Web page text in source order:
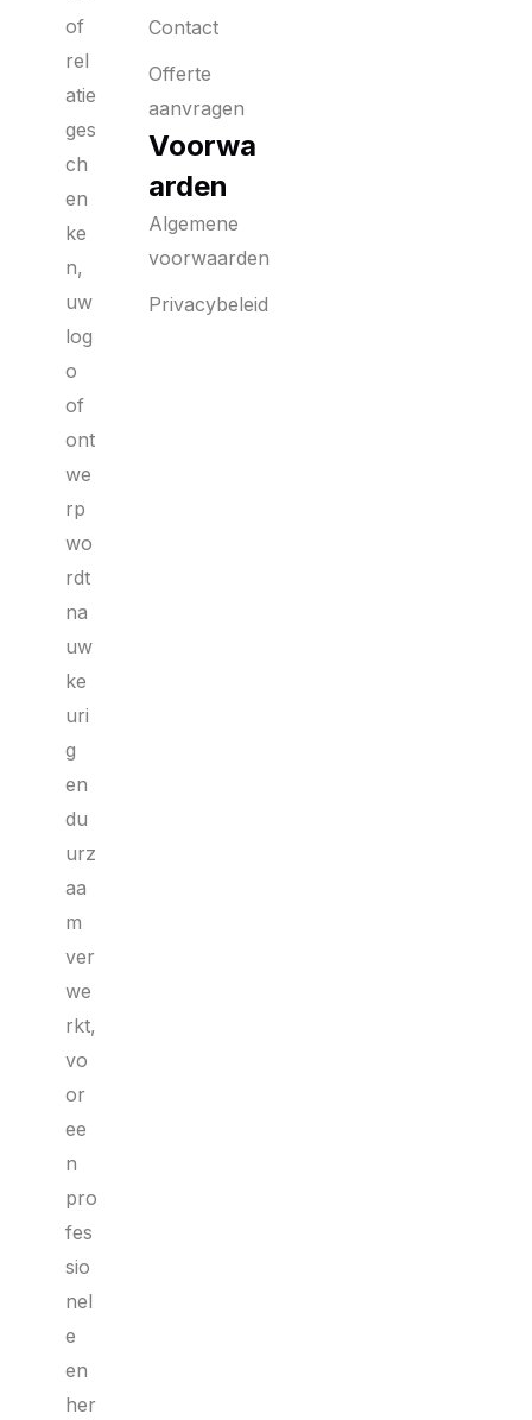
of
rel
atie
ges
ch
en
ke
n,
uw
log
o
of
ont
we
rp
wo
rdt
na
uw
ke
uri
g
en
du
urz
aa
m
ver
we
rkt,
vo
or
ee
n
pro
fes
sio
nel
e
en
her
Contact
Offerte
aanvragen
Voorwa
arden
Algemene
voorwaarden
Privacybeleid